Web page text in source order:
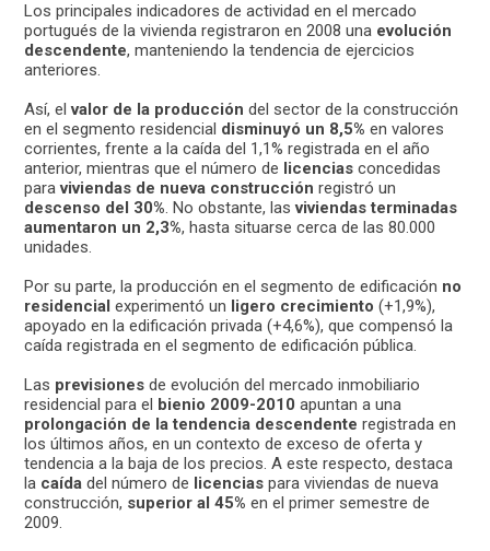
Los principales indicadores de actividad en el mercado
portugués de la vivienda registraron en 2008 una evolución
descendente, manteniendo la tendencia de ejercicios
anteriores.
Así, elvalor de la producción del sector de la construcción
en el segmento residencial disminuyó un 8,5% en valores
corrientes, frente a la caída del 1,1% registrada en el año
anterior, mientras que el número de licencias concedidas
paraviviendas de nueva construcción registró un
descenso del 30%. No obstante, lasviviendas terminadas
aumentaron un 2,3%, hasta situarse cerca de las 80.000
unidades.
Por su parte, la producción en el segmento de edificación no
residencial experimentó un ligero crecimiento (+1,9%),
apoyado en la edificación privada (+4,6%), que compensó la
caída registrada en el segmento de edificación pública.
Las previsiones de evolución del mercado inmobiliario
residencial para el bienio 2009-2010 apuntan a una
prolongación de la tendencia descendente registrada en
los últimos años, en un contexto de exceso de oferta y
tendencia a la baja de los precios. A este respecto, destaca
la caída del número de licencias para viviendas de nueva
construcción, superior al 45% en el primer semestre de
2009.